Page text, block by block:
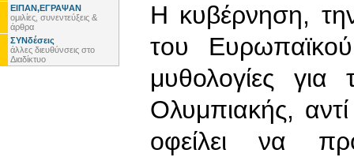
ΕΙΠΑΝ,ΕΓΡΑΨΑΝ
ομιλίες, συνεντεύξεις &
άρθρα
ΣΥΝδέσεις
άλλες διευθύνσεις στο
Διαδίκτυο
Η κυβέρνηση,
του
μυθολογίες για
Ολυμπιακής, αντί
οφείλει να